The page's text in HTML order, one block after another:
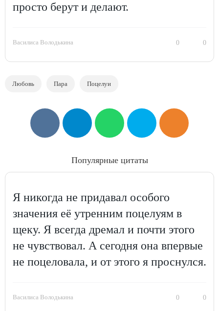
просто берут и делают.
Василиса Володькина 0 0
Любовь Пара Поцелуи
Популярные цитаты
Я никогда не придавал особого
значения её утренним поцелуям в
щеку. Я всегда дремал и почти этого
не чувствовал. А сегодня она впервые
не поцеловала, и от этого я проснулся.
Василиса Володькина 0 0